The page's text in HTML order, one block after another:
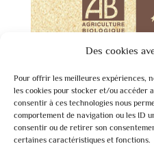
Des cookies
Pour offrir les meilleures expériences,
les cookies pour stocker et/ou accéder
consentir à ces technologies nous
comportement de navigation ou les ID
consentir ou de retirer son
certaines caractéristiques et fonctions.